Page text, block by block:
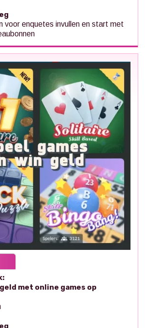
voor enquetes invullen en start met
met online games op